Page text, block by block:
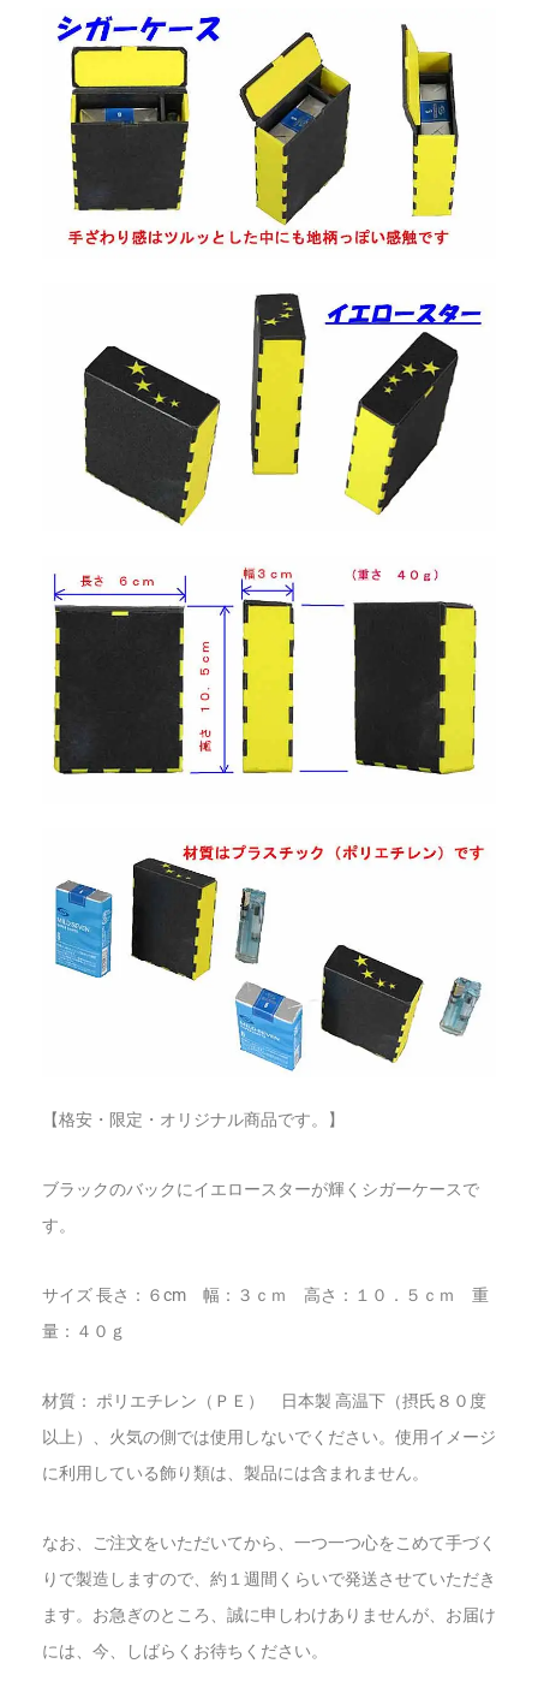
【格安・限定・オリジナル商品です。】
ブラックのバックにイエロースターが輝くシガーケースで
す。
サイズ 長さ：６cm 幅：３ｃｍ 高さ：１０．５ｃｍ 重
量：４０ｇ
材質： ポリエチレン（ＰＥ） 日本製 高温下（摂氏８０度
以上）、火気の側では使用しないでください。使用イメージ
に利用している飾り類は、製品には含まれません。
なお、ご注文をいただいてから、一つ一つ心をこめて手づく
りで製造しますので、約１週間くらいで発送させていただき
ます。お急ぎのところ、誠に申しわけありませんが、お届け
には、今、しばらくお待ちください。